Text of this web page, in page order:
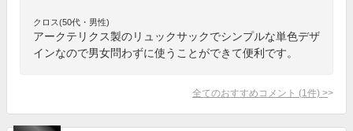
クロス(50代・男性)
アークテリクス製のリュックサックでシンプルな単色デザ
インなので男女問わずに使うことができて便利です。
全てのおすすめコメント (1 件) >